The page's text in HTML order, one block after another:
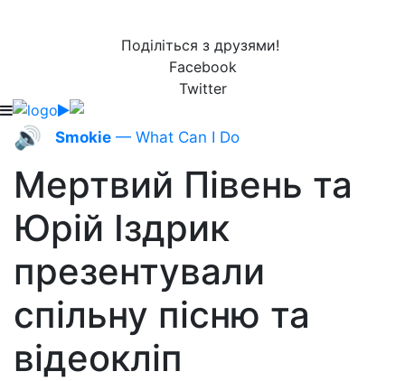
Поділіться з друзями!
Facebook
Twitter
🔊 Smokie — What Can I Do
Мертвий Півень та
Юрій Іздрик
презентували
спільну пісню та
відеокліп